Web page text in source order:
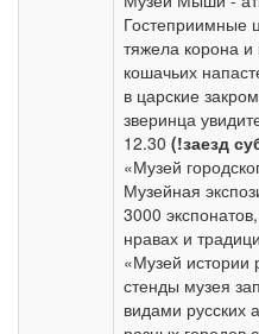
Гостеприимные
тяжела корона и
кошачьих
в царские
зверинца
12.30 (!заезд
«Музей
Музейная
3000
нравах и
«Музей истории
стенды музея
видами русских